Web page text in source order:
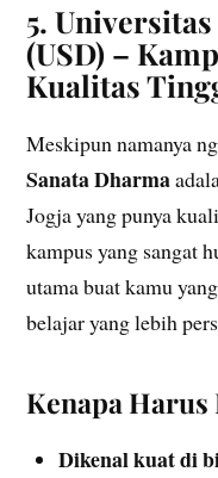
5.
(USD) –
Kualitas
Meskipun namanya
Sanata Dharma
Jogja yang punya
kampus yang sangat
utama buat kamu
belajar yang lebih
Kenapa
Dikenal kuat di